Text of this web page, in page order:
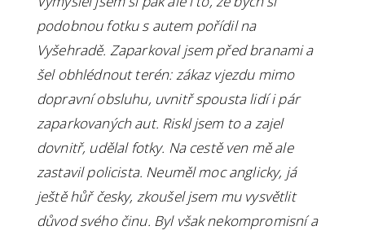
podobnou fotku s autem pořídil na
Vyšehradě. Zaparkoval jsem před branami a
šel obhlédnout terén: zákaz vjezdu mimo
dopravní obsluhu, uvnitř spousta lidí i pár
zaparkovaných aut. Riskl jsem to a zajel
dovnitř, udělal fotky. Na cestě ven mě ale
zastavil policista. Neuměl moc anglicky, já
ještě hůř česky, zkoušel jsem mu vysvětlit
důvod svého činu. Byl však nekompromisní a